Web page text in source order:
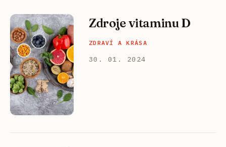
Zdroje vitaminu D
ZDRAVÍ A KRÁSA
30. 01. 2024